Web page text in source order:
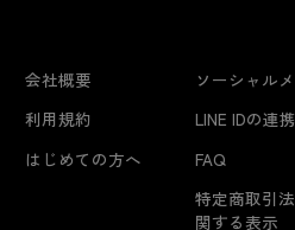
会社概要
利用規約
はじめての方へ
ソーシャル
LINE IDの連
FAQ
特定商取引
関する表示